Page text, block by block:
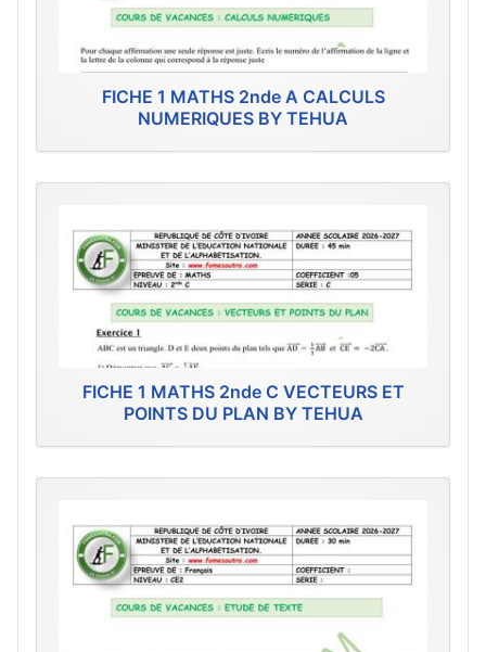
FICHE 1 MATHS 2nde A CALCULS
NUMERIQUES BY TEHUA
FICHE 1 MATHS 2nde C VECTEURS ET
POINTS DU PLAN BY TEHUA